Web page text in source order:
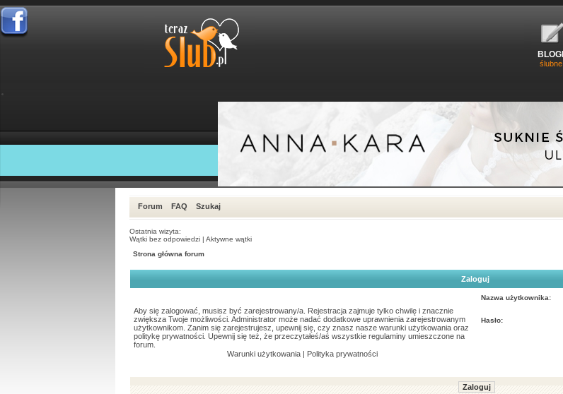
BLOGI
ślubne
Forum FAQ Szukaj
Ostatnia wizyta:
Wątki bez odpowiedzi | Aktywne wątki
Strona główna forum
Zaloguj
Aby się zalogować, musisz być zarejestrowany/a. Rejestracja zajmuje tylko chwilę i znacznie
zwiększa Twoje możliwości. Administrator może nadać dodatkowe uprawnienia zarejestrowanym
użytkownikom. Zanim się zarejestrujesz, upewnij się, czy znasz nasze warunki użytkowania oraz
politykę prywatności. Upewnij się też, że przeczytałeś/aś wszystkie regulaminy umieszczone na
forum.
Warunki użytkowania | Polityka prywatności
Nazwa użytkownika:
Hasło: